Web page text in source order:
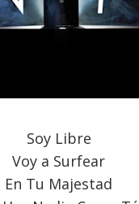
Soy Libre
Voy a Surfear
En Tu Majestad